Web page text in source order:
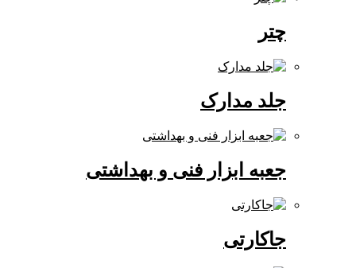
جلد مدارک
جعبه ابزار فنی و بهداشتی